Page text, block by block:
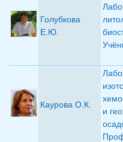
Голубкова
Е.Ю.
Каурова О.К.
и